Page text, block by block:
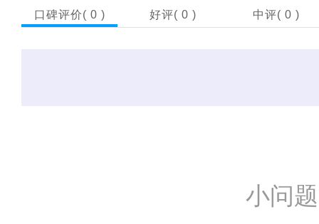
口碑评价( 0 ) 好评( 0 ) 中评( 0 )
小问